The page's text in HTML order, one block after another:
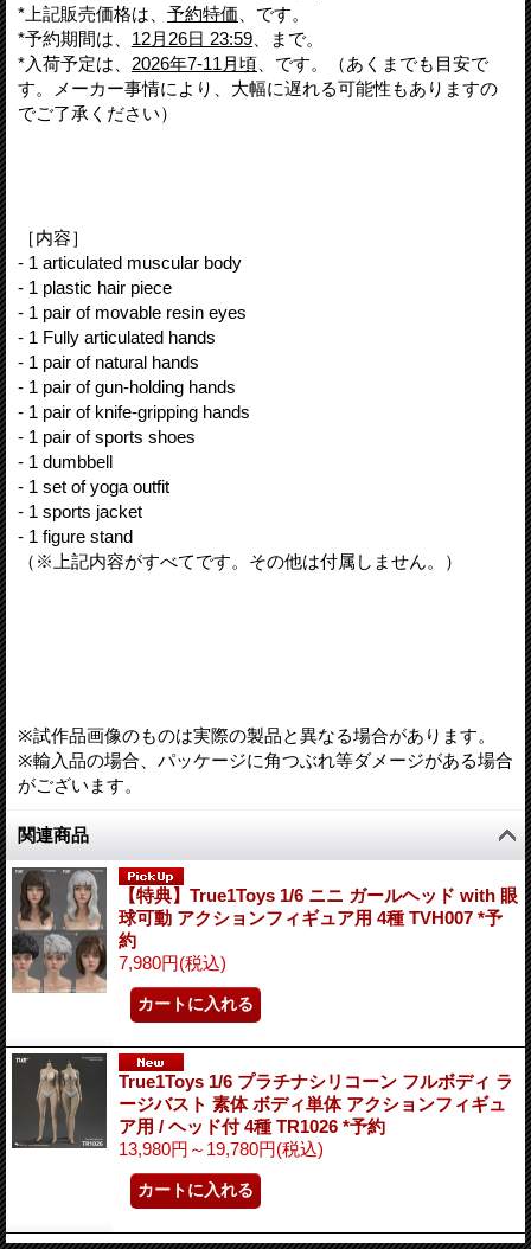
*上記販売価格は、 予約特価 、です。
*予約期間は、 12月26日 23:59 、まで。
*入荷予定は、 2026年7-11月頃 、です。（あくまでも目安で
す。メーカー事情により、大幅に遅れる可能性もありますの
でご了承ください）
［内容］
- 1 articulated muscular body
- 1 plastic hair piece
- 1 pair of movable resin eyes
- 1 Fully articulated hands
- 1 pair of natural hands
- 1 pair of gun-holding hands
- 1 pair of knife-gripping hands
- 1 pair of sports shoes
- 1 dumbbell
- 1 set of yoga outfit
- 1 sports jacket
- 1 figure stand
（※上記内容がすべてです。その他は付属しません。）
※試作品画像のものは実際の製品と異なる場合があります。
※輸入品の場合、パッケージに角つぶれ等ダメージがある場合
がございます。
関連商品
【特典】True1Toys 1/6 ニニ ガールヘッド with 眼
球可動 アクションフィギュア用 4種 TVH007 *予
約
7,980円(税込)
True1Toys 1/6 プラチナシリコーン フルボディ ラ
ージバスト 素体 ボディ単体 アクションフィギュ
ア用 / ヘッド付 4種 TR1026 *予約
13,980円～19,780円(税込)